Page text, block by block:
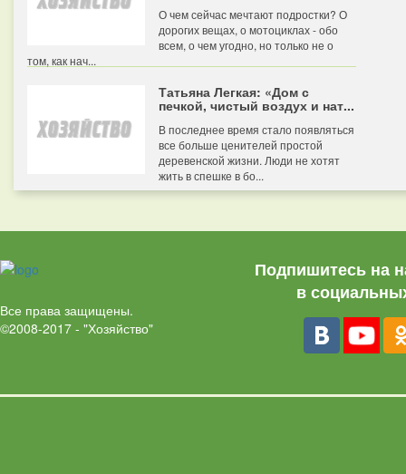
О чем сейчас мечтают подростки? О
дорогих вещах, о мотоциклах - обо
всем, о чем угодно, но только не о
том, как нач...
Татьяна Легкая: «Дом с
печкой, чистый воздух и нат...
В последнее время стало появляться
все больше ценителей простой
деревенской жизни. Люди не хотят
жить в спешке в бо...
Все права защищены.
©2008-2017 - "Хозяйство"
Подпишитесь на
в